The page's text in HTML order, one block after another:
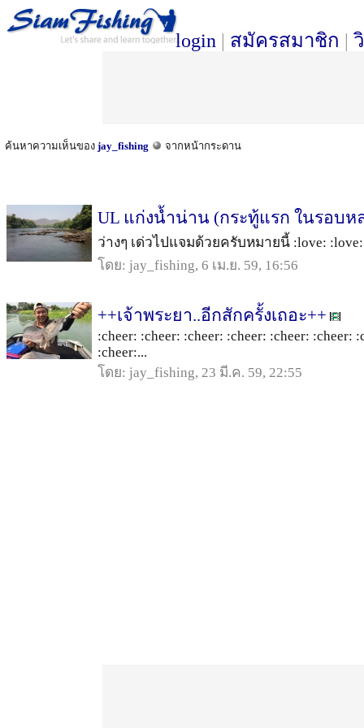
login | สมัครสมาชิก |
ค้นหาความเห็นของ jay_fishing จากหน้ากระดาน
UL แก่งน้ำน่าน (กระทู้แรก ในรอบห
ว่างๆ เด่วไปแจมด้วยครับหมายนี้ :love: :love:
โดย: jay_fishing, 6 เม.ย. 59, 16:56
++เจ้าพระยา..อีกสักครั้งเถอะ++
:cheer: :cheer: :cheer: :cheer: :cheer: :cheer:
:cheer:...
โดย: jay_fishing, 23 มี.ค. 59, 22:55